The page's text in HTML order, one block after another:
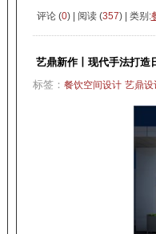
评论 (0) | 阅读 (357) | 类别:
艺鼎新作丨现代手法打造
标签： 餐饮空间设计 艺鼎设